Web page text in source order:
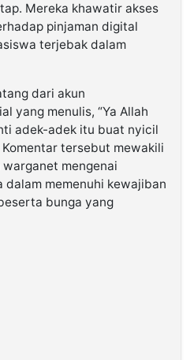
Mereka khawatir akses
pinjaman digital
terjebak dalam
dari akun
yang menulis, “Ya Allah
adek-adek itu buat nyicil
tersebut mewakili
mengenai
dalam memenuhi kewajiban
bunga yang